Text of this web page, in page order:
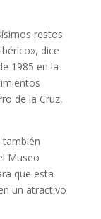
restos
dice
1985 en la
de la Cruz,
también
Museo
que esta
un atractivo